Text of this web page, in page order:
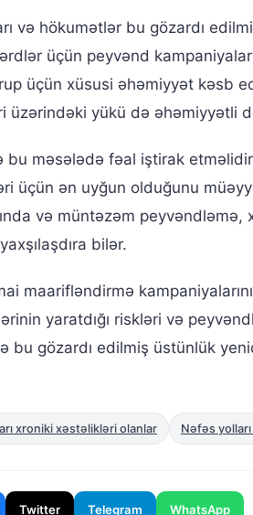
və hökumətlər bu gözardı
üçün peyvənd
üçün xüsusi əhəmiyyət kəsb
üzərindəki yükü də əhəmiyyətli
bu məsələdə fəal iştirak
üçün ən uyğun olduğunu
və müntəzəm
bilər.
maarifləndirmə
yaratdığı riskləri və
bu gözardı edilmiş üstünlük
xroniki xəstəlikləri olanlar Nəfəs
Twitter Telegram WhatsApp